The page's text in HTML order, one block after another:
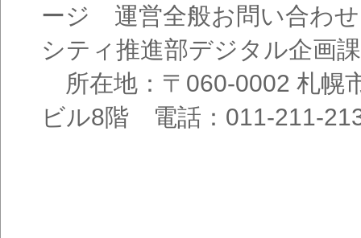
ージ 運営全般お問い合わ
シティ推進部デジタル企画課
所在地：〒060-0002 札幌
ビル8階 電話：011-211-